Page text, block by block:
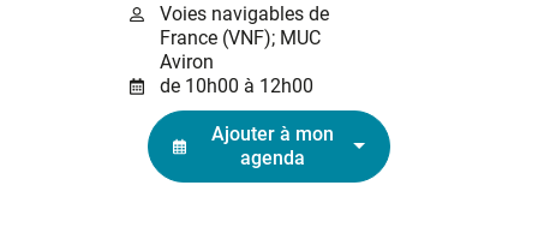
Voies navigables de
France (VNF); MUC
Aviron
de 10h00 à 12h00
Ajouter à mon
agenda